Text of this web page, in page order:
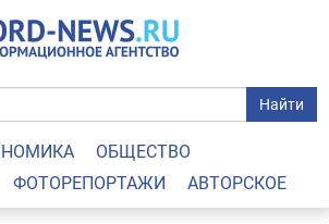
Найти
ОБЩЕСТВО
ФОТОРЕПОРТАЖИ АВТОРСКОЕ